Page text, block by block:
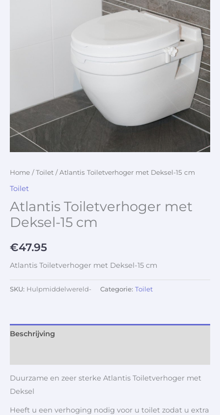
Home /Toilet / Atlantis Toiletverhoger met Deksel-15 cm
Toilet
Atlantis Toiletverhoger met
Deksel-15 cm
€47.95
Atlantis Toiletverhoger met Deksel-15 cm
SKU: Hulpmiddelwereld- Categorie: Toilet
Beschrijving
Duurzame en zeer sterke Atlantis Toiletverhoger met
Deksel
Heeft u een verhoging nodig voor u toilet zodat u extra